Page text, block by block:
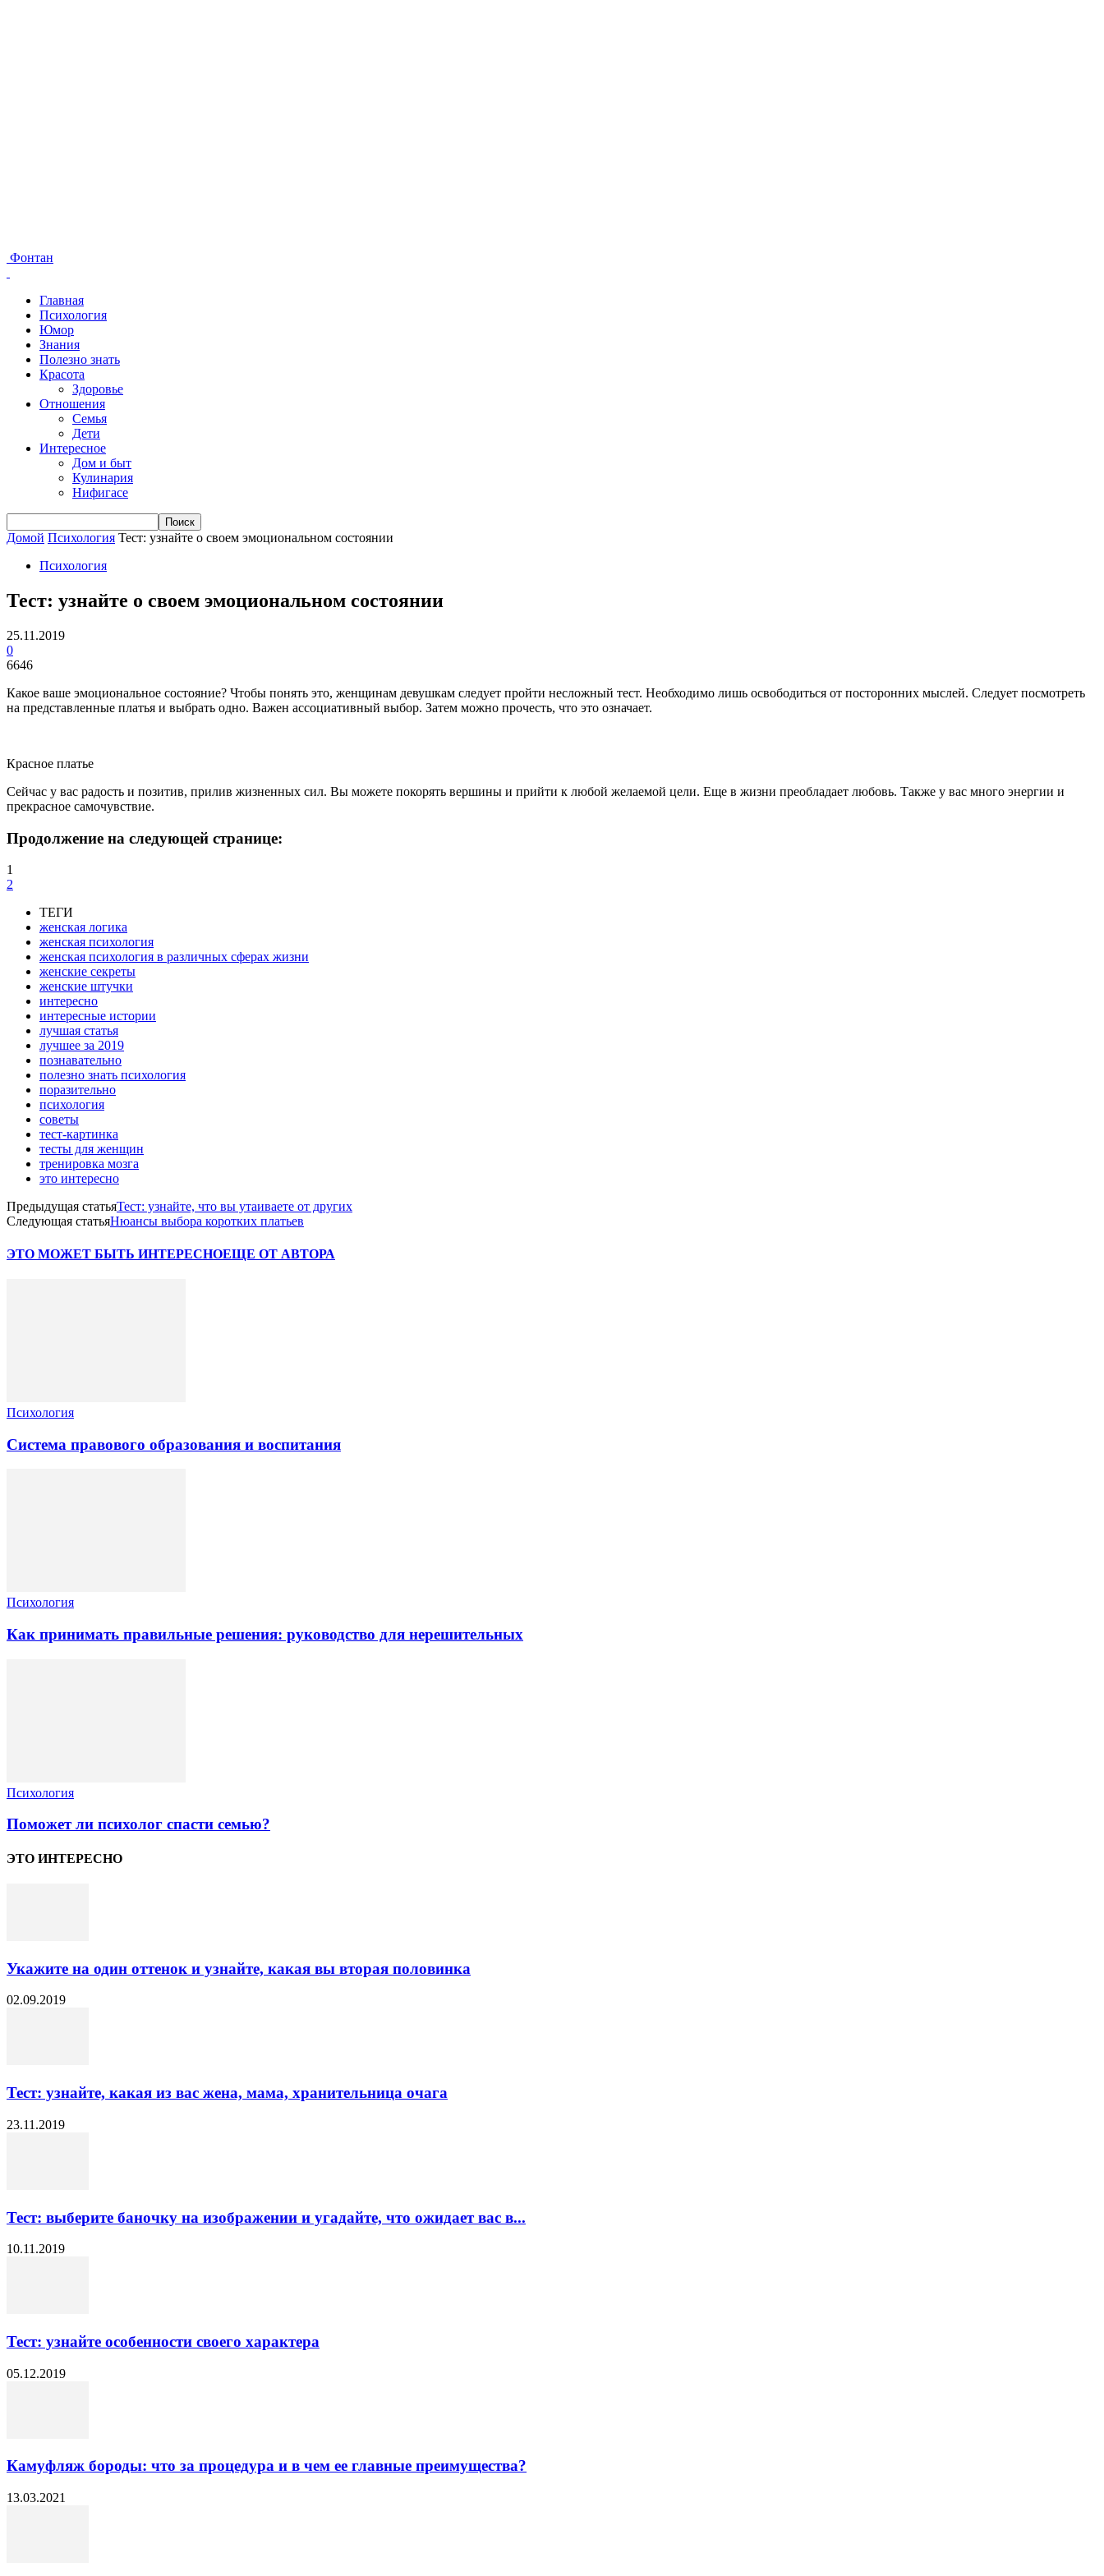
Фонтан
Главная
Психология
Юмор
Знания
Полезно знать
Красота
Здоровье
Отношения
Семья
Дети
Интересное
Дом и быт
Кулинария
Нифигасе
Домой Психология Тест: узнайте о своем эмоциональном состоянии
Психология
Тест: узнайте о своем эмоциональном состоянии
25.11.2019
0
6646
Какое ваше эмоциональное состояние? Чтобы понять это, женщинам девушкам следует пройти несложный тест. Необходимо лишь освободиться от посторонних мыслей. Следует посмотреть
на представленные платья и выбрать одно. Важен ассоциативный выбор. Затем можно прочесть, что это означает.
Красное платье
Сейчас у вас радость и позитив, прилив жизненных сил. Вы можете покорять вершины и прийти к любой желаемой цели. Еще в жизни преобладает любовь. Также у вас много энергии и
прекрасное самочувствие.
Продолжение на следующей странице:
1
2
ТЕГИ
женская логика
женская психология
женская психология в различных сферах жизни
женские секреты
женские штучки
интересно
интересные истории
лучшая статья
лучшее за 2019
познавательно
полезно знать психология
поразительно
психология
советы
тест-картинка
тесты для женщин
тренировка мозга
это интересно
Предыдущая статьяТест: узнайте, что вы утаиваете от других
Следующая статьяНюансы выбора коротких платьев
ЭТО МОЖЕТ БЫТЬ ИНТЕРЕСНОЕЩЕ ОТ АВТОРА
Психология
Система правового образования и воспитания
Психология
Как принимать правильные решения: руководство для нерешительных
Психология
Поможет ли психолог спасти семью?
ЭТО ИНТЕРЕСНО
Укажите на один оттенок и узнайте, какая вы вторая половинка
02.09.2019
Тест: узнайте, какая из вас жена, мама, хранительница очага
23.11.2019
Тест: выберите баночку на изображении и угадайте, что ожидает вас в...
10.11.2019
Тест: узнайте особенности своего характера
05.12.2019
Камуфляж бороды: что за процедура и в чем ее главные преимущества?
13.03.2021